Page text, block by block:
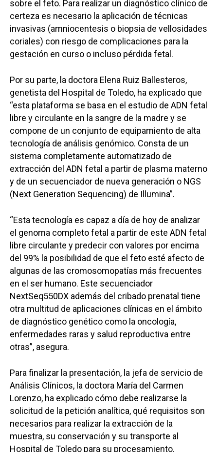
sobre el feto. Para realizar un diagnóstico clínico de
certeza es necesario la aplicación de técnicas
invasivas (amniocentesis o biopsia de vellosidades
coriales) con riesgo de complicaciones para la
gestación en curso o incluso pérdida fetal.
Por su parte, la doctora Elena Ruiz Ballesteros,
genetista del Hospital de Toledo, ha explicado que
“esta plataforma se basa en el estudio de ADN fetal
libre y circulante en la sangre de la madre y se
compone de un conjunto de equipamiento de alta
tecnología de análisis genómico. Consta de un
sistema completamente automatizado de
extracción del ADN fetal a partir de plasma materno
y de un secuenciador de nueva generación o NGS
(Next Generation Sequencing) de Illumina”.
“Esta tecnología es capaz a día de hoy de analizar
el genoma completo fetal a partir de este ADN fetal
libre circulante y predecir con valores por encima
del 99% la posibilidad de que el feto esté afecto de
algunas de las cromosomopatías más frecuentes
en el ser humano. Este secuenciador
NextSeq550DX además del cribado prenatal tiene
otra multitud de aplicaciones clínicas en el ámbito
de diagnóstico genético como la oncología,
enfermedades raras y salud reproductiva entre
otras”, asegura.
Para finalizar la presentación, la jefa de servicio de
Análisis Clínicos, la doctora María del Carmen
Lorenzo, ha explicado cómo debe realizarse la
solicitud de la petición analítica, qué requisitos son
necesarios para realizar la extracción de la
muestra, su conservación y su transporte al
Hospital de Toledo para su procesamiento.